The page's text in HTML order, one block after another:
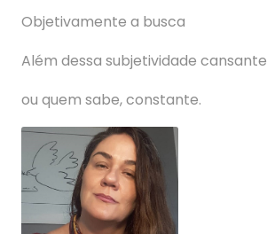
Objetivamente a busca
Além dessa subjetividade cansante
ou quem sabe, constante.